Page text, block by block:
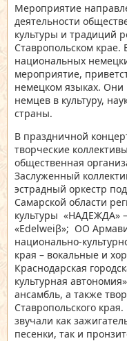
Мероприятие
деятельности
культуры и традиций
Ставропольском
национальных
мероприятие,
немецком языках. Они
немцев в культуру,
страны.
В праздничной
творческие
общественная
Заслуженный
эстрадный оркестр
Самарской области
культуры «НАДЕЖДА»
«Edelweiβ»; ОО
национально-
края – вокальные и
Краснодарская
культурная
ансамбль, а также
Ставропольского
звучали как
песенки, так и